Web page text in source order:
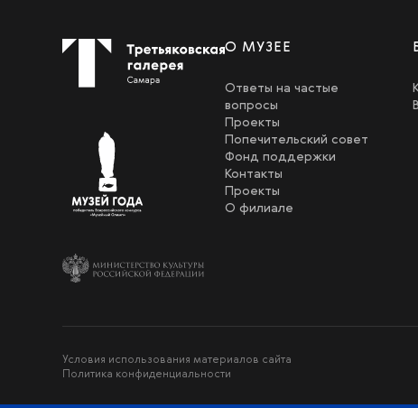
О МУЗЕЕ
Ответы на частые
вопросы
Проекты
Попечительский совет
Фонд поддержки
Контакты
Проекты
О филиале
Условия использования материалов сайта
Политика конфиденциальности